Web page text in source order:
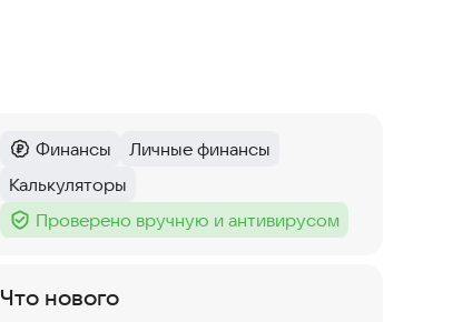
Категория:
Финансы
Тег :
Личные финансы
Тег:
Калькуляторы
Тег :
Проверено вручную и антивирусом
Что нового